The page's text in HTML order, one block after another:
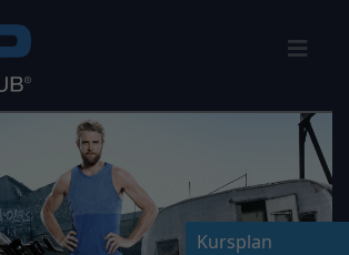
Kursplan